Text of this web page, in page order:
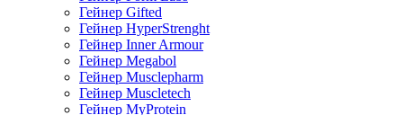
Гейнер Gifted
Гейнер HyperStrenght
Гейнер Inner Armour
Гейнер Megabol
Гейнер Musclepharm
Гейнер Muscletech
Гейнер MyProtein